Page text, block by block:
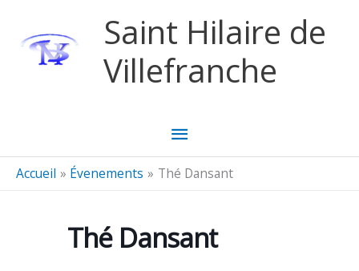
Saint Hilaire de
Villefranche
Menu
principal
Accueil Évenements Thé Dansant
Thé Dansant